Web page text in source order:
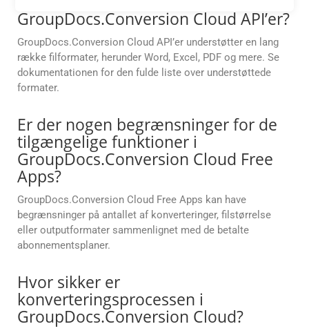
GroupDocs.Conversion Cloud API’er?
GroupDocs.Conversion Cloud API’er understøtter en lang
række filformater, herunder Word, Excel, PDF og mere. Se
dokumentationen for den fulde liste over understøttede
formater.
Er der nogen begrænsninger for de
tilgængelige funktioner i
GroupDocs.Conversion Cloud Free
Apps?
GroupDocs.Conversion Cloud Free Apps kan have
begrænsninger på antallet af konverteringer, filstørrelse
eller outputformater sammenlignet med de betalte
abonnementsplaner.
Hvor sikker er
konverteringsprocessen i
GroupDocs.Conversion Cloud?